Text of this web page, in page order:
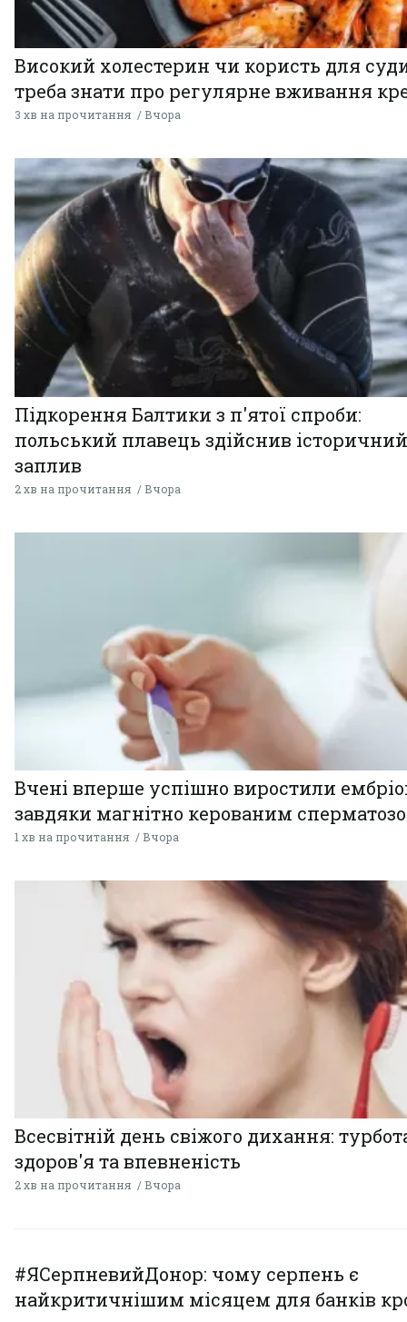
Високий холестерин чи користь для
треба знати про регулярне вживання
3 хв на прочитання Вчора
Підкорення Балтики з п'ятої спроби:
польський плавець здійснив історичний
заплив
2 хв на прочитання Вчора
Вчені вперше успішно виростили
завдяки магнітно керованим
1 хв на прочитання Вчора
Всесвітній день свіжого дихання:
здоров'я та впевненість
2 хв на прочитання Вчора
#ЯСерпневийДонор: чому серпень є
найкритичнішим місяцем для банків